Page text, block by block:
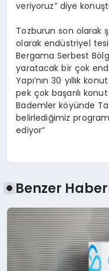
veriyoruz” diye
Tozburun son olarak
olarak endüstriyel
Bergama Serbest
yaratacak bir çok
Yapı’nın 30 yıllık
pek çok başarılı
Bademler köyünde
belirlediğimiz
ediyor”
Benzer